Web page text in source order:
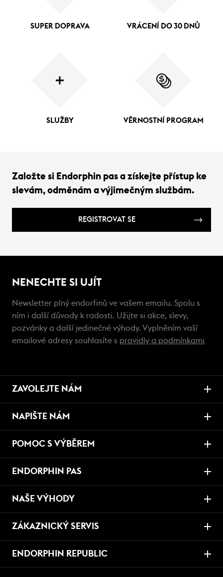
SUPER DOPRAVA VRÁCENÍ DO 30 DNŮ
SLUŽBY VĚRNOSTNÍ PROGRAM
Založte si Endorphin pas a získejte přístup ke
slevám, odměnám a výjimečným službám.
REGISTROVAT SE
NENECHTE SI UJÍT
Newsletter plný endorfinů ve vašem emailu. Spolu s
ním i další důvody k radosti. Užijte si akce, slevy,
pozvánky a další jedinečné výhody. Vyplněním vaší
emailové adresy souhlasíte s pravidly a podmínkami
ZAVOLEJTE NÁM
NAPIŠTE NÁM
POMOC S VÝBĚREM
ENDORPHIN PAS
NAŠE VÝHODY
ZÁKAZNICKÝ SERVIS
ENDORPHIN REPUBLIC